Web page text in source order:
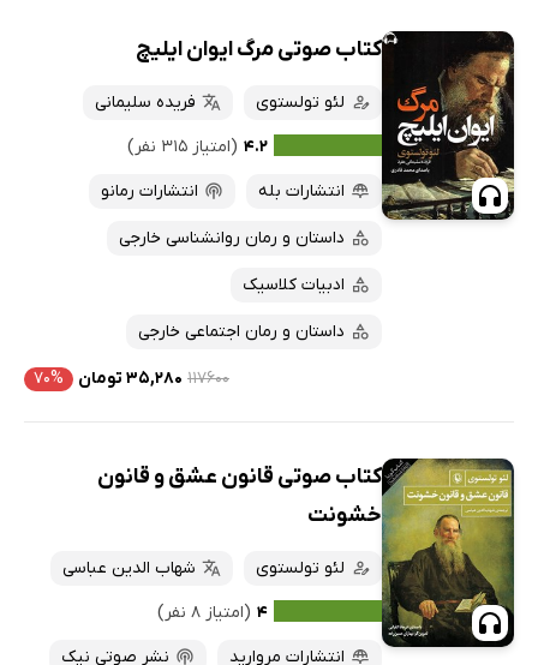
کتاب صوتی مرگ ایوان ایلیچ
لئو تولستوی
فریده سلیمانی
۴.۲ (امتیاز ۳۱۵ نفر)
انتشارات بله
انتشارات رمانو
داستان و رمان روانشناسی خارجی
ادبیات کلاسیک
داستان و رمان اجتماعی خارجی
۱۱۷۶۰۰ ۳۵,۲۸۰ تومان ۷۰%
کتاب صوتی قانون عشق و قانون
خشونت
لئو تولستوی
شهاب الدین عباسی
۴ (امتیاز ۸ نفر)
انتشارات مروارید
نشر صوتی نیک